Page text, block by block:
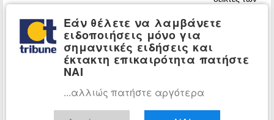
Περισσότερα »
Θυμηθείτε: Θερινή ώρα από τα
ξημερώματα
Εάν θέλετε να λαμβάνετε
ειδοποιήσεις μόνο για
σημαντικές ειδήσεις και
έκτακτη επικαιρότητα πατήστε
ΝΑΙ
...αλλιώς πατήστε αργότερα